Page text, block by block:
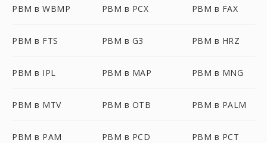
PBM в WBMP PBM в PCX PBM в FAX
PBM в FTS PBM в G3 PBM в HRZ
PBM в IPL PBM в MAP PBM в MNG
PBM в MTV PBM в OTB PBM в PALM
PBM в PAM PBM в PCD PBM в PCT